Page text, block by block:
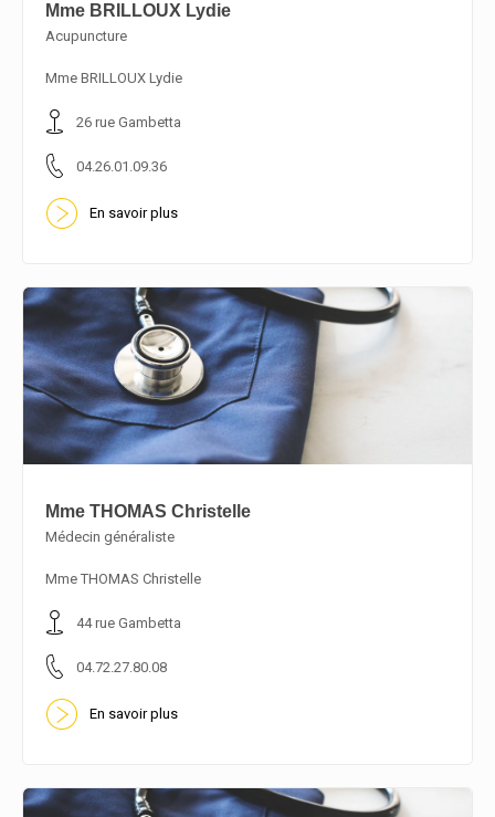
Mme BRILLOUX Lydie
Acupuncture
Mme BRILLOUX Lydie
26 rue Gambetta
04.26.01.09.36
En savoir plus
En savoir plus
Mme THOMAS Christelle
Médecin généraliste
Mme THOMAS Christelle
44 rue Gambetta
04.72.27.80.08
En savoir plus